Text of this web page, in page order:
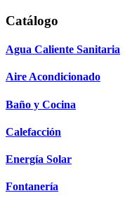
Catálogo
Agua Caliente Sanitaria
Aire Acondicionado
Baño y Cocina
Calefacción
Energía Solar
Fontanería